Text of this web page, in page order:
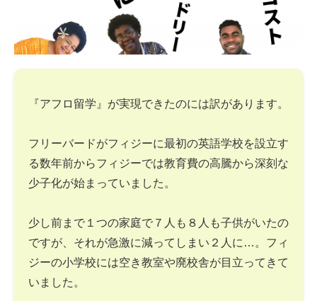
『アフロ留学』が実現できたのには訳があります。
フリーバードがフィジーに最初の英語学校を設立す
る数年前からフィジーでは教育費の高騰から深刻な
少子化が始まっていました。
少し前まで１つの家庭で７人も８人も子供がいたの
ですが、それが急激に減ってしまい２人に…。フィ
ジーの小学校には空き教室や廃校舎が目立ってきて
いました。